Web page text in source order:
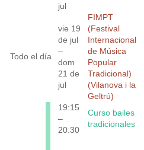
jul
Todo el día
vie 19
de jul
–
dom
21 de
jul
FIMPT
(Festival
Internacional
de Música
Popular
Tradicional)
(Vilanova i la
Geltrú)
19:15
–
20:30
Curso bailes
tradicionales